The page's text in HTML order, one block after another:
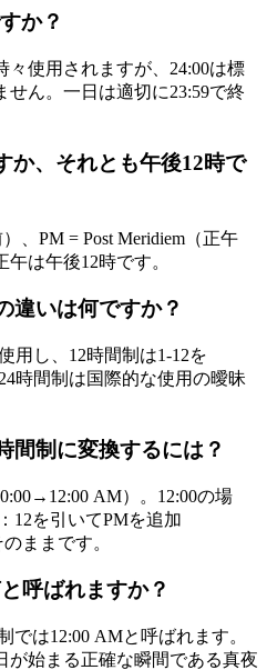
か？
使用されますが、24:00は標
ん。一日は適切に23:59で終
か、それとも午後12時で
、PM = Post Meridiem（正午
は午後12時です。
違いは何ですか？
用し、12時間制は1-12を
時間制は国際的な使用の曖昧
間制に変換するには？
AM）。12:00の場
12を引いてPMを追加
ままです。
呼ばれますか？
では12:00 AMと呼ばれます。
が始まる正確な瞬間である真夜